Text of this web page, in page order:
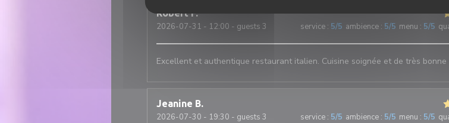
Robert F
2026-07-31 - 12:00 - guests 3 service : 5/5 ambience : 5/5 menu : 5/5
Excellent et authentique restaurant italien. Cuisine soignée et de très
Jeanine B
2026-07-30 - 19:30 - guests 3 service : 5/5 ambience : 5/5 menu : 5/5